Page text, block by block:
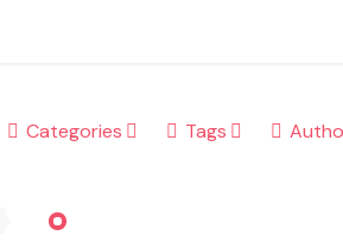
Categories Tags